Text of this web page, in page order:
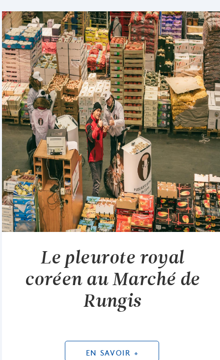
Le pleurote royal
coréen au Marché de
Rungis
EN SAVOIR +